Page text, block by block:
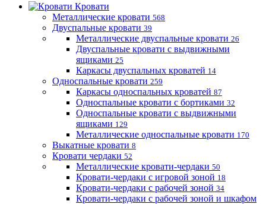
Кровати
Металлические кровати 568
Двуспальные кровати 39
Металлические двуспальные кровати 26
Двуспальные кровати с выдвижными
ящиками 25
Каркасы двуспальных кроватей 14
Односпальные кровати 259
Каркасы односпальных кроватей 87
Односпальные кровати с бортиками 32
Односпальные кровати с выдвижными
ящиками 129
Металлические односпальные кровати 170
Выкатные кровати 8
Кровати чердаки 52
Металлические кровати-чердаки 50
Кровати-чердаки с игровой зоной 18
Кровати-чердаки с рабочей зоной 34
Кровати-чердаки с рабочей зоной и шкафом